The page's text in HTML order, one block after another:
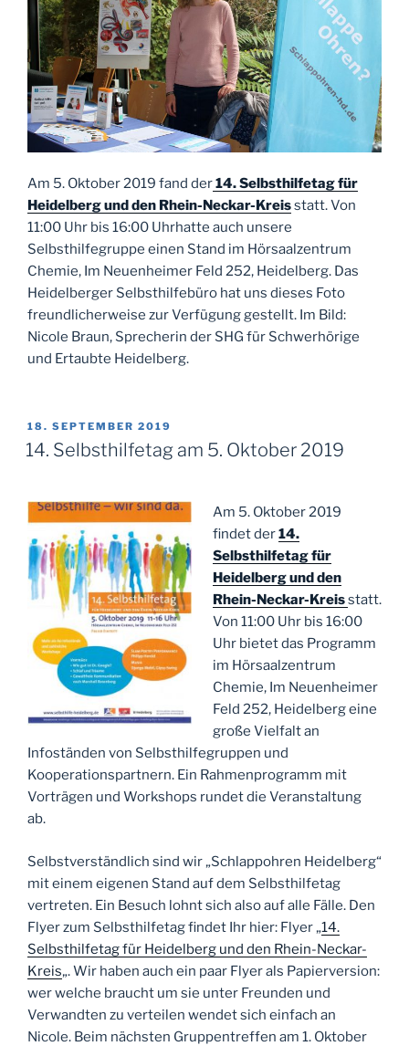
Am 5. Oktober 2019 fand der14. Selbsthilfetag für
Heidelberg und den Rhein-Neckar-Kreisstatt. Von
11:00 Uhr bis 16:00 Uhrhatte auch unsere
Selbsthilfegruppe einen Stand im Hörsaalzentrum
Chemie, Im Neuenheimer Feld 252, Heidelberg. Das
Heidelberger Selbsthilfebüro hat uns dieses Foto
freundlicherweise zur Verfügung gestellt. Im Bild:
Nicole Braun, Sprecherin der SHG für Schwerhörige
und Ertaubte Heidelberg.
VERÖFFENTLICHT
AM
18. SEPTEMBER 2019
14. Selbsthilfetag am 5. Oktober 2019
Am 5. Oktober 2019
findet der14.
Selbsthilfetag für
Heidelberg und den
Rhein-Neckar-Kreisstatt.
Von 11:00 Uhr bis 16:00
Uhr bietet das Programm
im Hörsaalzentrum
Chemie, Im Neuenheimer
Feld 252, Heidelberg eine
große Vielfalt an
Infoständen von Selbsthilfegruppen und
Kooperationspartnern. Ein Rahmenprogramm mit
Vorträgen und Workshops rundet die Veranstaltung
ab.
Selbstverständlich sind wir „Schlappohren Heidelberg“
mit einem eigenen Stand auf dem Selbsthilfetag
vertreten. Ein Besuch lohnt sich also auf alle Fälle. Den
Flyer zum Selbsthilfetag findet Ihr hier: Flyer „14.
Selbsthilfetag für Heidelberg und den Rhein-Neckar-
Kreis„. Wir haben auch ein paar Flyer als Papierversion:
wer welche braucht um sie unter Freunden und
Verwandten zu verteilen wendet sich einfach an
Nicole. Beim nächsten Gruppentreffen am 1. Oktober